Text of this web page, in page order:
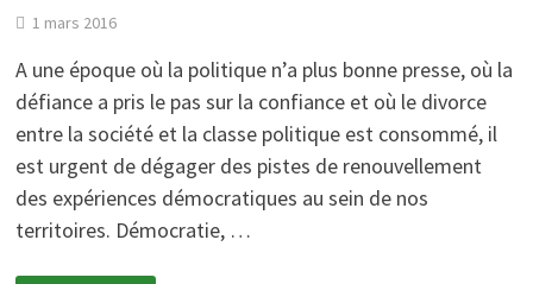
1 mars 2016
A une époque où la politique n’a plus bonne presse, où la
défiance a pris le pas sur la confiance et où le divorce
entre la société et la classe politique est consommé, il
est urgent de dégager des pistes de renouvellement
des expériences démocratiques au sein de nos
territoires. Démocratie, …